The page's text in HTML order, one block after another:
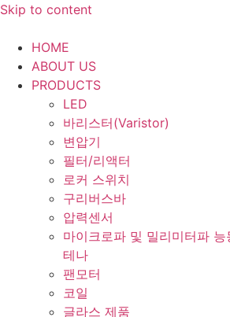
Skip to content
HOME
ABOUT US
PRODUCTS
LED
바리스터(Varistor)
변압기
필터/리액터
로커 스위치
구리버스바
압력센서
마이크로파 및 밀리미터파
테나
팬모터
코일
글라스 제품